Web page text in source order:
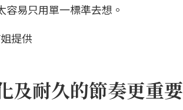
易只用單一標準去想。
及耐久的節奏更重要